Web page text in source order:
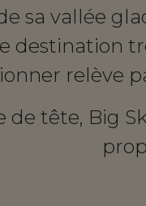
sa vallée
destination
relève
de tête, Big